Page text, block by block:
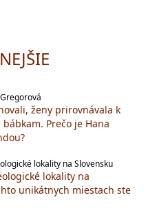
ženy prirovnávala k
Prečo je Hana
lokality na Slovensku
lokality na
unikátnych miestach ste